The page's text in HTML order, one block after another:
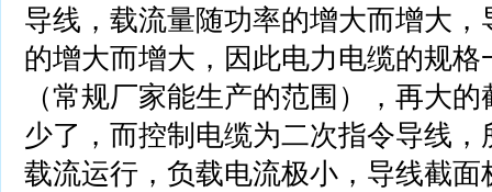
导线，载流量随功率的增大而增大
的增大而增大，因此电力电缆的规格
（常规厂家能生产的范围），再大
少了，而控制电缆为二次指令导线
载流运行，负载电流极小，导线截